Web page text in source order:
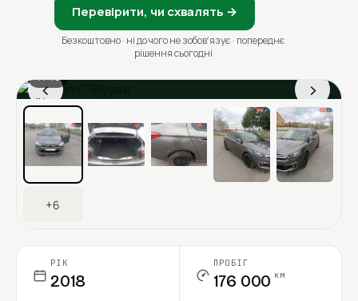
Перевірити, чи схвалять →
Безкоштовно · ні до чого не зобовʼязує · попереднє
рішення сьогодні
‹ ›
1 / 13
Ціна в місяць
+6
РІК
2018
ПРОБІГ
176 000 км